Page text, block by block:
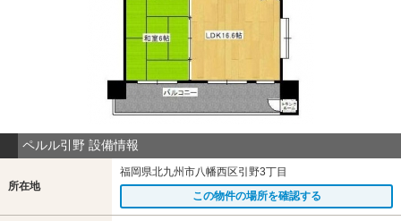
ペルル引野 設備情報
所在地
福岡県北九州市八幡西区引野3丁目
この物件の場所を確認する